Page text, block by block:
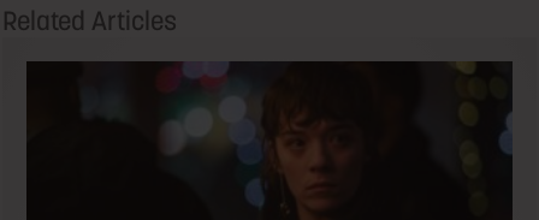
Related Articles